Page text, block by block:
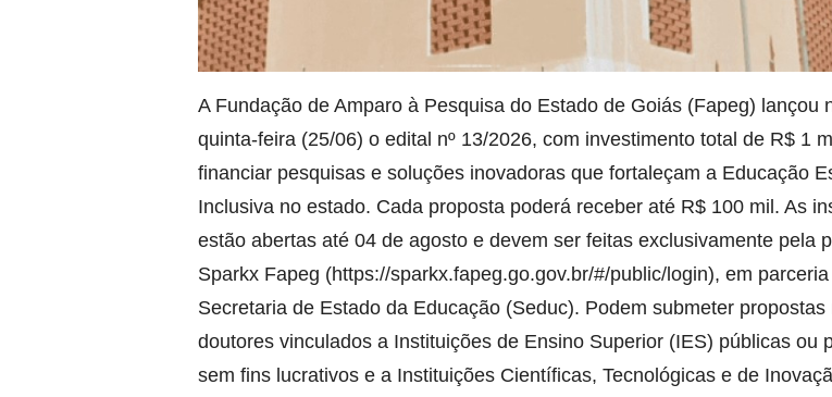
A Fundação de Amparo à Pesquisa do Estado de Goiás (Fapeg) lançou
quinta-feira (25/06) o edital nº 13/2026, com investimento total de R$ 1
financiar pesquisas e soluções inovadoras que fortaleçam a Educação
Inclusiva no estado. Cada proposta poderá receber até R$ 100 mil. As
estão abertas até 04 de agosto e devem ser feitas exclusivamente pela
Sparkx Fapeg (https://sparkx.fapeg.go.gov.br/#/public/login), em
Secretaria de Estado da Educação (Seduc). Podem submeter propostas
doutores vinculados a Instituições de Ensino Superior (IES) públicas ou
sem fins lucrativos e a Instituições Científicas, Tecnológicas e de